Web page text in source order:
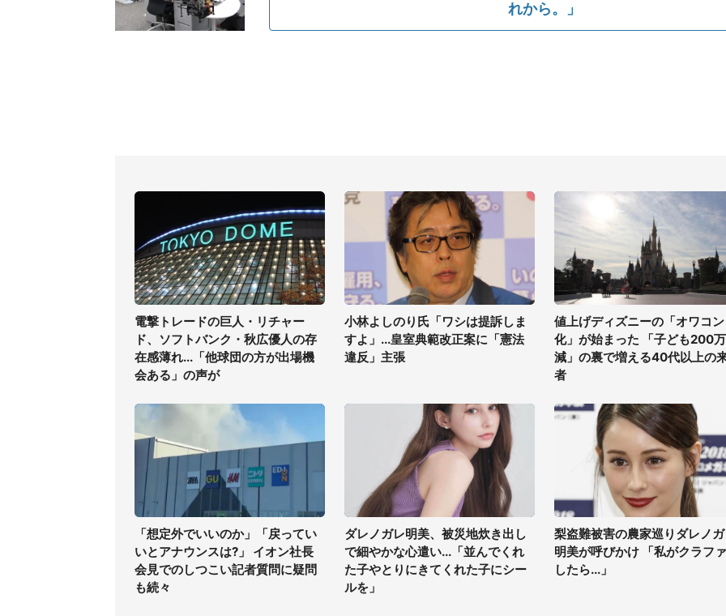
れから。」
電撃トレードの巨人・リチャー
ド、ソフトバンク・秋広優人の存
在感薄れ...「他球団の方が出場機
会ある」の声が
小林よしのり氏「ワシは提訴しま
すよ」...皇室典範改正案に「憲法
違反」主張
値上げディズニーの「オワコン
化」が始まった 「子ども200
減」の裏で増える40代以上の
者
「想定外でいいのか」「戻ってい
いとアナウンスは?」 イオン社長
会見でのしつこい記者質問に疑問
も続々
ダレノガレ明美、被災地炊き出し
で細やかな心遣い...「並んでくれ
た子やとりにきてくれた子にシー
ルを」
梨盗難被害の農家巡りダレノ
明美が呼びかけ 「私がクラフ
したら...」